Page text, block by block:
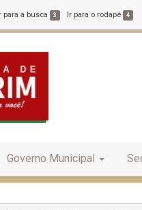
para a busca 3 Ir para o rodapé 4
Governo Municipal